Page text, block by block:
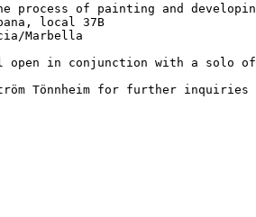
process of painting and
local 37B
Marbella
in conjunction with a solo
Tönnheim for further inquiries